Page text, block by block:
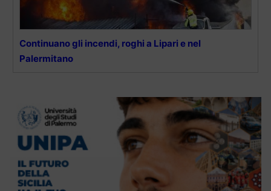
Continuano gli incendi, roghi a Lipari e nel
Palermitano